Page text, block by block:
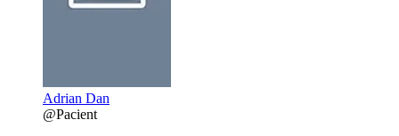
Adrian Dan
@Pacient